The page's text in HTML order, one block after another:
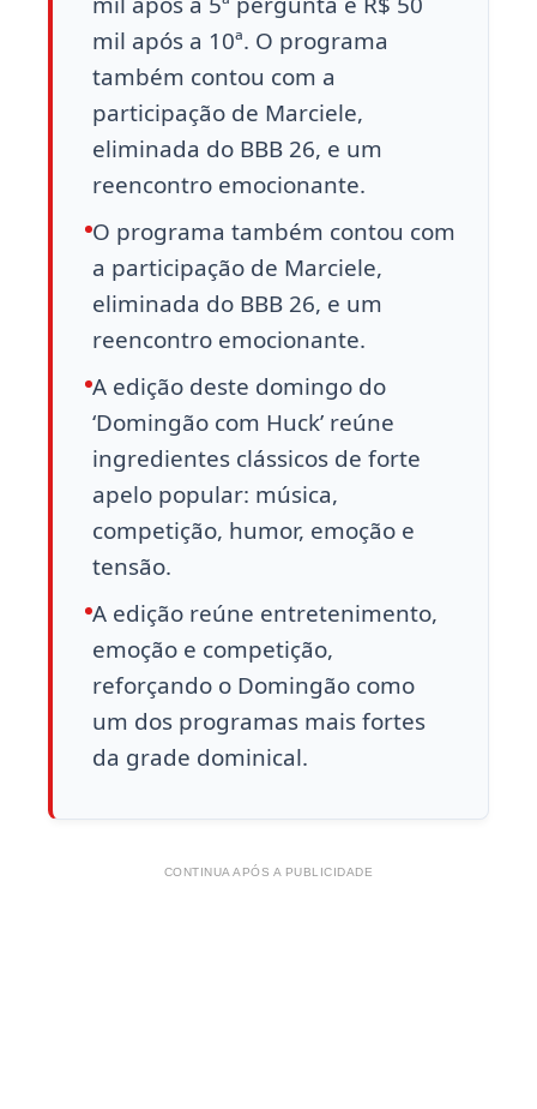
mil após a 10ª. O programa
também contou com a
participação de Marciele,
eliminada do BBB 26, e um
reencontro emocionante.
O programa também contou com
a participação de Marciele,
eliminada do BBB 26, e um
reencontro emocionante.
A edição deste domingo do
‘Domingão com Huck’ reúne
ingredientes clássicos de forte
apelo popular: música,
competição, humor, emoção e
tensão.
A edição reúne entretenimento,
emoção e competição,
reforçando o Domingão como
um dos programas mais fortes
da grade dominical.
CONTINUA APÓS A PUBLICIDADE